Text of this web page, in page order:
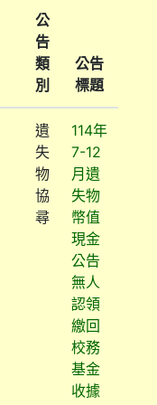
公
告
類
別
公告
標題
遺
失
物
協
尋
114年
7-12
月遺
失物
幣值
現金
公告
無人
認領
繳回
校務
基金
收據